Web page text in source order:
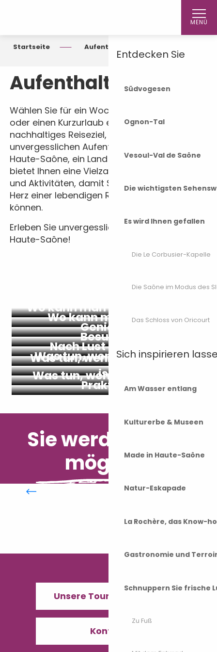
MENÜ
Entdecken Sie
Südvogesen
Ognon-Tal
Vesoul-Val de Saône
Die wichtigsten
Es wird Ihnen gefallen
Die Le Corbusier-Kapelle
Die Saône im Modus des
Das Schloss von Oricourt
Sich inspirieren
Am Wasser entlang
Kulturerbe & Museen
Made in Haute-Saône
Natur-Eskapade
La Rochère, das Know-
Gastronomie und
Schnuppern Sie frische
Zu Fuß
Startseite Aufenthalt
Aufenthalt
Wählen Sie für ein Wochenende, Ihren Urlaub
oder einen Kurzurlaub ein naturnahes und
nachhaltiges Reiseziel, das Ihnen einen
unvergesslichen Aufenthalt beschert! Die
Haute-Saône, ein Land der Authentizität,
bietet Ihnen eine Vielzahl von Unterkünften
und Aktivitäten, damit Sie vollständig in das
Herz einer lebendigen Region eintauchen
können.
Erleben Sie unvergessliche Momente in der
Haute-Saône!
Wo kann man übernachten?
Wo kann man essen?
Genießen
Besuchen
Nach Lust und Laune
Was tun, wenn es regnet?
Was tun, wenn es sehr heiß
ist?
Was tun, wenn es schneit?
Praktisch
Sie werden auch
mögen...
Gastronomie
Unsere Tourismusbüros
Kontakt